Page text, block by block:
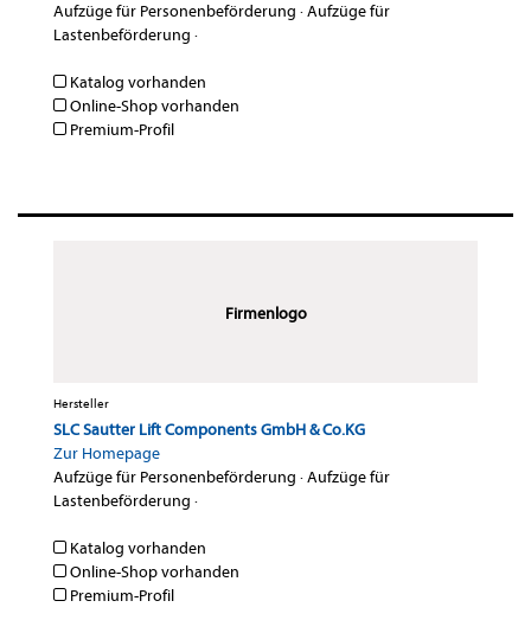
Aufzüge für Personenbeförderung ·Aufzüge für
Lastenbeförderung ·
Katalog vorhanden
Online-Shop vorhanden
Premium-Profil
Firmenlogo
Hersteller
SLC Sautter Lift Components GmbH & Co.KG
Zur Homepage
Aufzüge für Personenbeförderung ·Aufzüge für
Lastenbeförderung ·
Katalog vorhanden
Online-Shop vorhanden
Premium-Profil